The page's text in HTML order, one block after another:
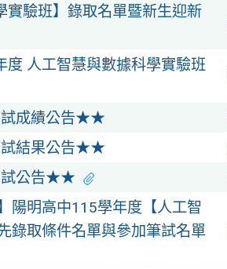
實驗班】錄取名單暨新生迎新
人工智慧與數據科學實驗班
成績公告★★
試結果公告★★
試公告★★
陽明高中115學年度【人工智
錄取條件名單與參加筆試名單